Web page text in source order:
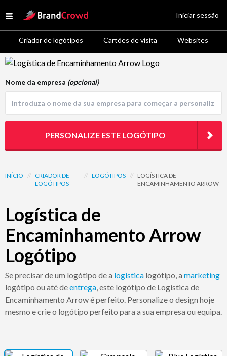
Open menu
Site Logo
Criador de logótipos Cartões de visita Websites
Iniciar sessão
Logo Template Preview
INÍCIO // CRIADOR DE
LOGÓTIPOS
// LOGÓTIPOS //
LOGÍSTICA DE
ENCAMINHAMENTO ARROW
Logística de
Encaminhamento Arrow
Logótipo
Se precisar de um logótipo de a logística logótipo, a marketing
logótipo ou até deentrega, este logótipo de Logística de
Encaminhamento Arrow é perfeito. Personalize o design hoje
mesmo e crie o logótipo perfeito para a sua empresa ou equipa.
Nome da empresa (opcional)
PERSONALIZE ESTE LOGÓTIPO